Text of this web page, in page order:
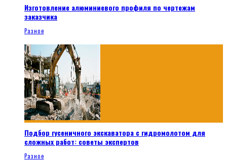
Изготовление алюминиевого профиля по чертежам
заказчика
Разное
Подбор гусеничного экскаватора с гидромолотом для
сложных работ: советы экспертов
Разное